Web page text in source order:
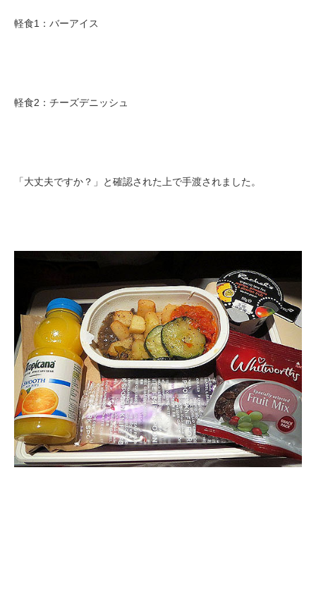
軽食1：バーアイス
軽食2：チーズデニッシュ
「大丈夫ですか？」と確認された上で手渡されました。